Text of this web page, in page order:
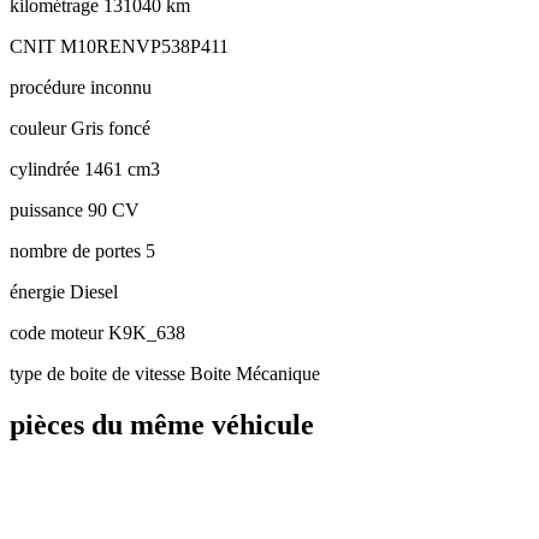
kilométrage 131040 km
CNIT M10RENVP538P411
procédure inconnu
couleurGris foncé
cylindrée 1461 cm3
puissance 90 CV
nombre de portes 5
énergie Diesel
code moteurK9K_638
type de boite de vitesse Boite Mécanique
pièces du même véhicule